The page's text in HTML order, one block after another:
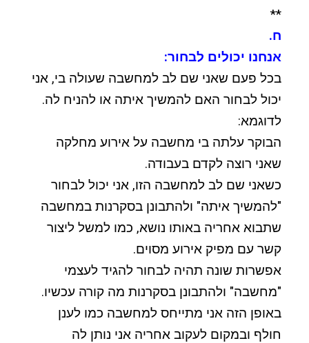
**
ח.
אנחנו יכולים לבחור:
בכל פעם שאני שם לב למחשבה שעולה בי, אני
יכול לבחור האם להמשיך איתה או להניח לה.
לדוגמא:
הבוקר עלתה בי מחשבה על אירוע מחלקה
שאני רוצה לקדם בעבודה.
כשאני שם לב למחשבה הזו, אני יכול לבחור
"להמשיך איתה" ולהתבונן בסקרנות במחשבה
שתבוא אחריה באותו נושא, כמו למשל ליצור
קשר עם מפיק אירוע מסוים.
אפשרות שונה תהיה לבחור להגיד לעצמי
"מחשבה" ולהתבונן בסקרנות מה קורה עכשיו.
באופן הזה אני מתייחס למחשבה כמו לענן
חולף ובמקום לעקוב אחריה אני נותן לה